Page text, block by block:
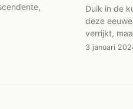
Duik in de
deze
verrijkt,
3 januari